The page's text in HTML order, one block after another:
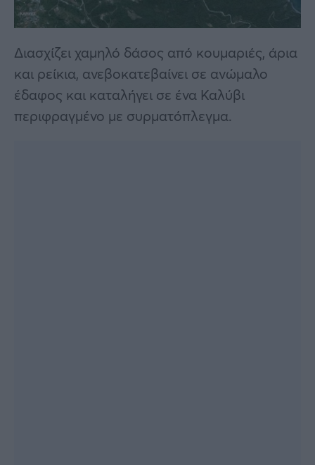
Διασχίζει χαμηλό δάσος από κουμαριές, άρια
και ρείκια, ανεβοκατεβαίνει σε ανώμαλο
έδαφος και καταλήγει σε ένα Καλύβι
περιφραγμένο με συρματόπλεγμα.